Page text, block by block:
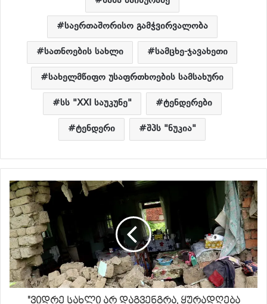
საერთაშორისო გამჭვირვალობა
სათნოების სახლი
სამცხე-ჯავახეთი
სახელმწიფო უსაფრთხოების სამსახური
სს "XXI საუკუნე"
ტენდერები
ტენდერი
შპს "ნუკია"
"ვიდრე სახლი არ დაგვენგრა, ყურადღება